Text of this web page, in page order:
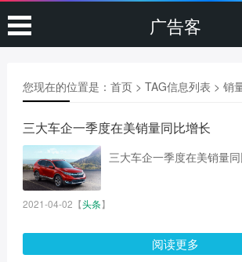
广告客
您现在的位置是： 首页> TAG信息列表 > 销
三大车企一季度在美销量同比增长
三大车企一季度在美销量
2021-04-02 【头条】
阅读更多